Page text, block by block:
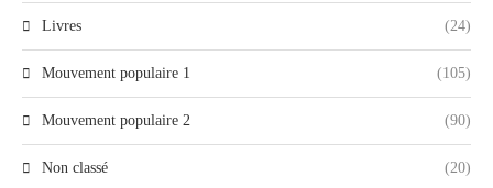
Livres (24)
Mouvement populaire 1 (105)
Mouvement populaire 2 (90)
Non classé (20)